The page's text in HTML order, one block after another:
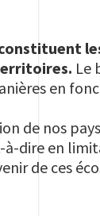
Le
en
de nos
à-dire en
de ces